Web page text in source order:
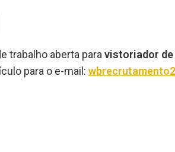
trabalho aberta para vistoriador
para o e-mail: